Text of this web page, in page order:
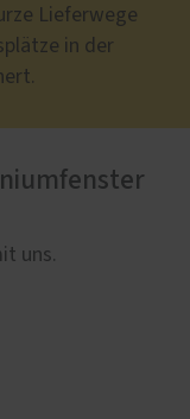
Lieferwege
in der
uns.